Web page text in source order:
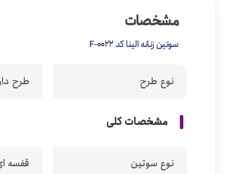
مشخصات
سوتین زنانه الینا کد F-0022
نوع طرح طرح
مشخصات کلی
نوع سوتین قفسه